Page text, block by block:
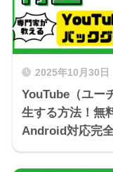
2025年10月30日
YouTube（ユー
生する方法！無
Android対応完